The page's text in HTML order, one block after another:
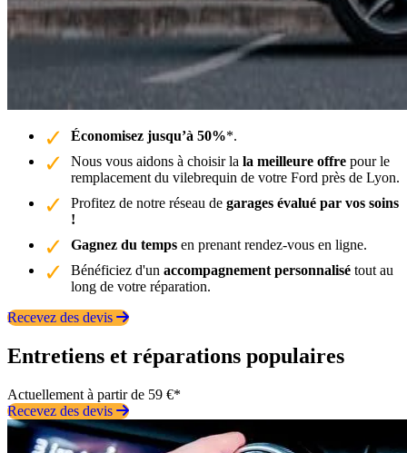
Économisez jusqu’à 50%*.
Nous vous aidons à choisir la la meilleure offre pour le
remplacement du vilebrequin de votre Ford près de Lyon.
Profitez de notre réseau de garages évalué par vos soins
!
Gagnez du temps en prenant rendez-vous en ligne.
Bénéficiez d'un accompagnement personnalisé tout au
long de votre réparation.
Recevez des devis
Entretiens et réparations populaires
Actuellement à partir de 59 €*
Recevez des devis